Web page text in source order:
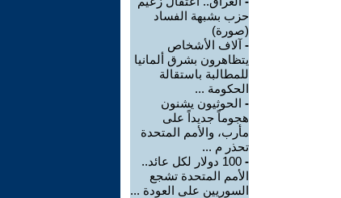
حزب بشبهة الفساد
(صورة)
- آلاف الأشخاص
يتظاهرون بشرق ألمانيا
للمطالبة باستقالة
الحكومة ...
- الحوثيون يشنون
هجوماً جديداً على
مأرب، والأمم المتحدة
تحذر م ...
-
100 دولار لكل عائد..
الأمم المتحدة تشجع
السوريين على العودة ...